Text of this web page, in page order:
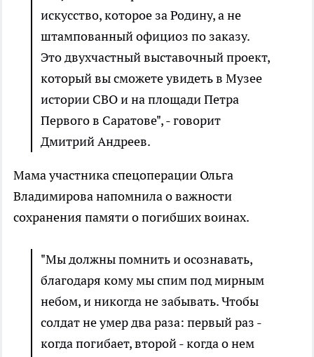
искусство, которое за Родину, а не
штампованный официоз по заказу.
Это двухчастный выставочный проект,
который вы сможете увидеть в Музее
истории СВО и на площади Петра
Первого в Саратове", - говорит
Дмитрий Андреев.
Мама участника спецоперации Ольга
Владимирова напомнила о важности
сохранения памяти о погибших воинах.
"Мы должны помнить и осознавать,
благодаря кому мы спим под мирным
небом, и никогда не забывать. Чтобы
солдат не умер два раза: первый раз -
когда погибает, второй - когда о нем